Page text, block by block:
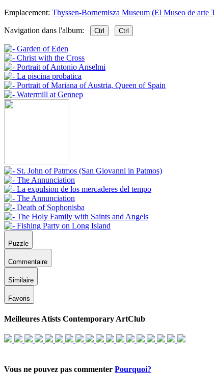
Emplacement: Thyssen-Bornemisza Museum (El Museo de arte
Navigation dans l'album: Ctrl Ctrl
Puzzle
Commentaire
Similaire
Favoris
Meilleures Atists Contemporary ArtClub
Vous ne pouvez pas commenter Pourquoi?